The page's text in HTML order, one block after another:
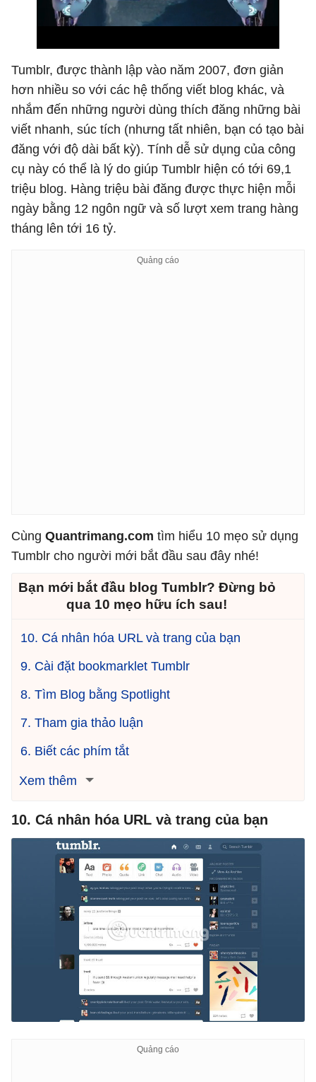
Tumblr, được thành lập vào năm 2007, đơn giản
hơn nhiều so với các hệ thống viết blog khác, và
nhắm đến những người dùng thích đăng những bài
viết nhanh, súc tích (nhưng tất nhiên, bạn có tạo bài
đăng với độ dài bất kỳ). Tính dễ sử dụng của công
cụ này có thể là lý do giúp Tumblr hiện có tới 69,1
triệu blog. Hàng triệu bài đăng được thực hiện mỗi
ngày bằng 12 ngôn ngữ và số lượt xem trang hàng
tháng lên tới 16 tỷ.
Cùng Quantrimang.com tìm hiểu 10 mẹo sử dụng
Tumblr cho người mới bắt đầu sau đây nhé!
Bạn mới bắt đầu blog Tumblr? Đừng bỏ
qua 10 mẹo hữu ích sau!
10. Cá nhân hóa URL và trang của bạn
9. Cài đặt bookmarklet Tumblr
8. Tìm Blog bằng Spotlight
7. Tham gia thảo luận
6. Biết các phím tắt
Xem thêm
10. Cá nhân hóa URL và trang của bạn